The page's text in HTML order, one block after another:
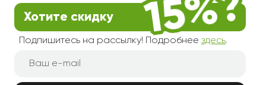
Хотите скидку
Подпишитесь на рассылку! Подробнее здесь.